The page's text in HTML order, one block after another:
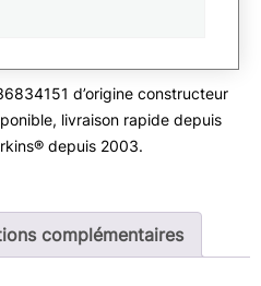
d’origine constructeur
livraison rapide depuis
depuis 2003.
complémentaires